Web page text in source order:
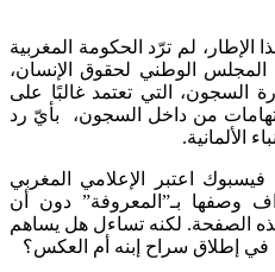
الإطار، لم ترّد الحكومة المغربية
المجلس الوطني لحقوق الإنسان،
السجون، التي تعتمد غالبًا على
من داخل السجون، بأيّ رد
الألمانية.
اعتبر الإعلامي المغربي
وصفها بـ”المعروفة” دون أن
الصفحة. لكنه تساءل هل يساهم
في إطلاق سراح إبنه أم العكس؟